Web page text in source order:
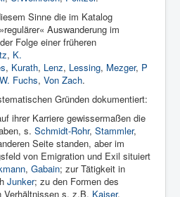
Sinne die im Katalog
Auswanderung im
Folge einer früheren
, K.
, Kurath, Lenz, Lessing, Mezger, P
W. Fuchs, Von Zach.
Gründen dokumentiert:
ihrer Karriere gewissermaßen die
s. Schmidt-Rohr, Stammler,
Seite standen, aber im
von Emigration und Exil situiert
, Gabain; zur Tätigkeit in
Junker; zu den Formen des
Verhältnissen s. z.B. Kaiser,